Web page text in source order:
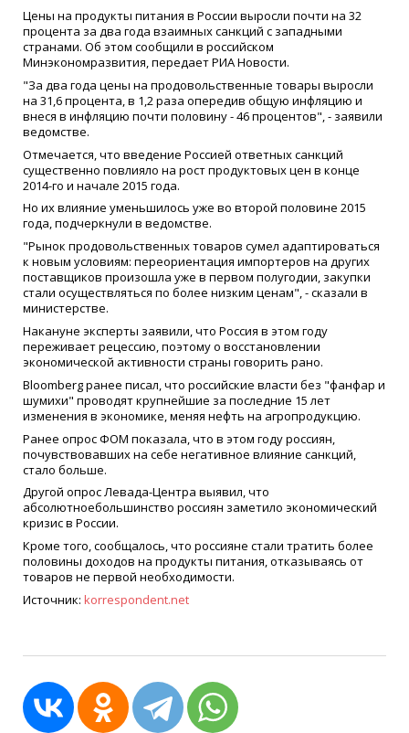
Цены на продукты питания в России выросли почти на 32
процента за два года взаимных санкций с западными
странами. Об этом сообщили в российском
Минэкономразвития, передает РИА Новости.
"За два года цены на продовольственные товары выросли
на 31,6 процента, в 1,2 раза опередив общую инфляцию и
внеся в инфляцию почти половину - 46 процентов", - заявили
ведомстве.
Отмечается, что введение Россией ответных санкций
существенно повлияло на рост продуктовых цен в конце
2014-го и начале 2015 года.
Но их влияние уменьшилось уже во второй половине 2015
года, подчеркнули в ведомстве.
"Рынок продовольственных товаров сумел адаптироваться
к новым условиям: переориентация импортеров на других
поставщиков произошла уже в первом полугодии, закупки
стали осуществляться по более низким ценам", - сказали в
министерстве.
Накануне эксперты заявили, что Россия в этом году
переживает рецессию, поэтому о восстановлении
экономической активности страны говорить рано.
Bloomberg ранее писал, что российские власти без "фанфар и
шумихи" проводят крупнейшие за последние 15 лет
изменения в экономике, меняя нефть на агропродукцию.
Ранее опрос ФОМ показала, что в этом году россиян,
почувствовавших на себе негативное влияние санкций,
стало больше.
Другой опрос Левада-Центра выявил, что
абсолютноебольшинство россиян заметило экономический
кризис в России.
Кроме того, сообщалось, что россияне стали тратить более
половины доходов на продукты питания, отказываясь от
товаров не первой необходимости.
Источник: korrespondent.net